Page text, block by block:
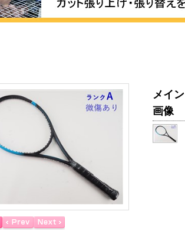
メイン
画像